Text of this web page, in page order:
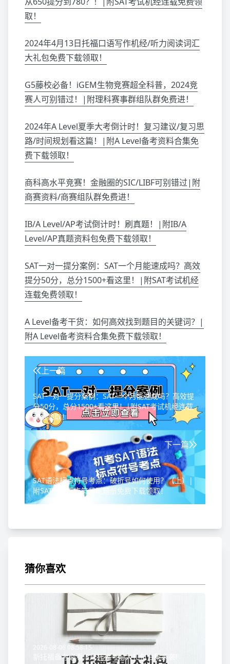
取！
2024年4月13日托福口语写作机经/听力阅读词汇
大礼包免费下载领取！
G5藤校必备！iGEM生物竞赛超全科普，2024竞
赛人可别错过！|附理科赛事群组队群免费进！
2024年A Level夏季大考倒计时！复习建议/复习思
路/时间规划看这篇！|附A Level备考资料合集免
费下载领取！
商科高水平竞赛！金融圈的SIC/LIBF可别错过|附
商赛资料/商赛组队群免费进！
IB/A Level/AP考试倒计时！刷真题！|附IB/A
Level/AP真题资料包免费下载领取！
SAT一对一提分案例：SAT一个月能速成吗？高效
提分50分，总分1500+看这里！|附SAT考试机经
连载免费领取！
A Level备考干货：如何高效找到题目的关键词？|
附A Level备考资料合集免费下载领取！
上一篇
SAT一对一提分案例：SAT一个月能速成吗？高效提
分50分，总分1500+看这里！|附SAT考试机经连载
免费领取！
下一篇
SAT语法标点符号考点：破折号如何使用？（上）|
附SAT语法标点符号刷题册免费下载领取！
猜你喜欢
2026-08-06 08:58:15
新托福备考必看!8月托福考前大礼包合集来袭!